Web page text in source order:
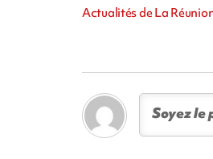
Actualités de La